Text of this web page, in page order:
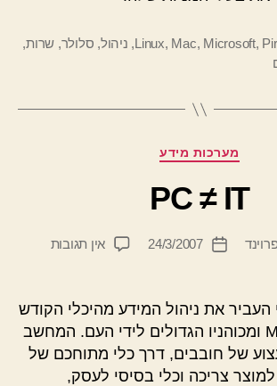
Linux, Mac, Microsoft,
, ניהול, סלולר, שרות,
קטגוריות
מערכות מידע
PC ≠ IT
תאריך24/3/2007 אין תגובותעל
IT
את ניהול המידע מהיכלי הקודש
של ה-Mainframe ומכוהניו הגדולים לידי העם. המחשב
של חובבים, דרך כלי מתוחכם של
צריכה וכלי בסיסי לעסק,